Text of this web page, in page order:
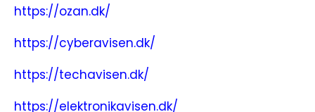
https://ozan.dk/
https://cyberavisen.dk/
https://techavisen.dk/
https://elektronikavisen.dk/